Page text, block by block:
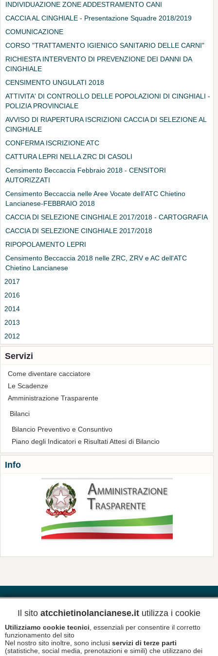
INDIVIDUAZIONE ZONE ADDESTRAMENTO CANI
CACCIA AL CINGHIALE - Presentazione Squadre 2018/2019
COMUNICAZIONE
CORSO "TRATTAMENTO IGIENICO SANITARIO DELLE CARNI"
RICHIESTA INTERVENTO DI PREVENZIONE DEI DANNI DA
CINGHIALE
CENSIMENTO UNGULATI 2018
ATTIVITA' DI CONTROLLO DELLE POPOLAZIONI DI CINGHIALI -
POLIZIA PROVINCIALE
AVVISO DI RIAPERTURA ISCRIZIONI CACCIA DI SELEZIONE AL
CINGHIALE
CONFERMA ISCRIZIONE ATC
CATTURA LEPRI NELLA ZRC DI CASOLI
Censimento Beccaccia Febbraio 2018 - CENSITORI
AUTORIZZATI
Censimento Beccaccia nelle Aree Vocate dell'ATC Chietino
Lancianese-FEBBRAIO 2018
CACCIA DI SELEZIONE CINGHIALE 2017/2018 - CARTOGRAFIA
CACCIA DI SELEZIONE CINGHIALE 2017/2018
RIPOPOLAMENTO LEPRI
Censimento Beccaccia 2018 nelle ZRC, ZRV e AC dell'ATC
Chietino Lancianese
2017
2016
2014
2013
2012
Servizi
Come diventare cacciatore
Le Scadenze
Amministrazione Trasparente
Bilanci
Bilancio Preventivo e Consuntivo
Piano degli Indicatori e Risultati Attesi di Bilancio
Info
Newsletter Informativa Privacy
Il sito atcchietinolancianese.it utilizza i cookie
Utilizziamo cookie tecnici , essenziali per consentire il corretto
funzionamento del sito
Nel nostro sito inoltre, sono inclusi servizi di terze parti
(statistiche, social media, prenotazioni e simili) che utilizzano dei